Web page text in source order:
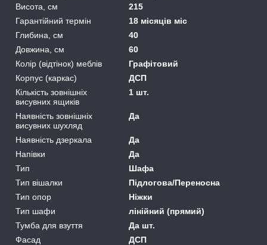
Висота, см
215
Гарантійний термін
18 місяців міс
Глибина, см
40
Довжина, см
60
Колір (відтінок) меблів
Графітовий
Корпус (каркас)
ДСП
Кількість зовнішніх
висувних ящиків
1 шт.
Наявність зовнішніх
висувних шухляд
Да
Наявність дзеркала
Да
Напівки
Да
Тип
Шафа
Тип вішалки
Підлогова/Переносна
Тип опор
Ніжки
Тип шафи
лінійний (прямий)
Тумба для взуття
Да шт.
Фасад
ДСП